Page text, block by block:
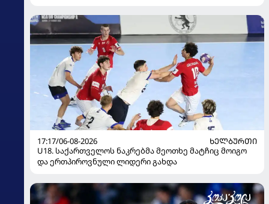
17:17/06-08-2026
ᲮᲔᲚᲑᲣᲠᲗᲘ
U18. საქართველოს ნაკრებმა მეოთხე მატჩიც მოიგო
და ერთპიროვნული ლიდერი გახდა